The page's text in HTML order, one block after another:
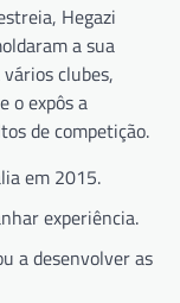
Hegazi
a sua
clubes,
o expôs a
de competição.
em 2015.
experiência.
a desenvolver as